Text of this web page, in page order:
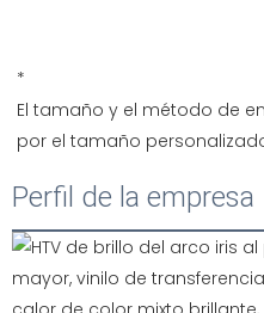
*
El tamaño y el método de
Perfil de la empresa